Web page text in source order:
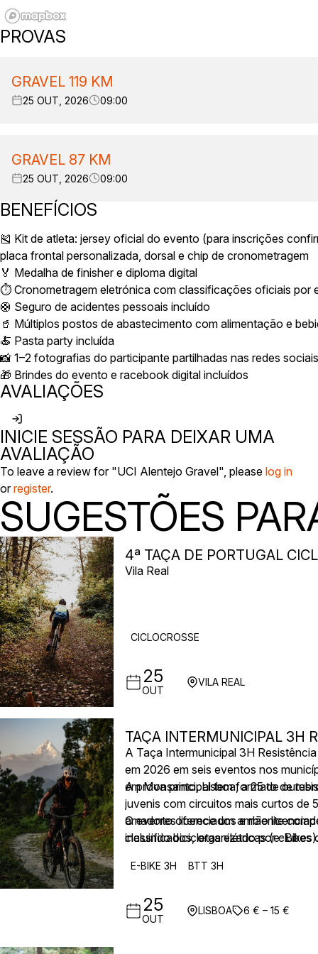
PROVAS
GRAVEL 119 KM
25 OUT, 2026 09:00
GRAVEL 87 KM
25 OUT, 2026 09:00
BENEFÍCIOS
🎽 Kit de atleta: jersey oficial do evento (para inscrições
placa frontal personalizada, dorsal e chip de cronometragem
🏅 Medalha de finisher e diploma digital
⏱️ Cronometragem eletrónica com classificações oficiais por
🛟 Seguro de acidentes pessoais incluído
🥤 Múltiplos postos de abastecimento com alimentação e
🍝 Pasta party incluída
📸 1–2 fotografias do participante partilhadas nas redes
🎁 Brindes do evento e racebook digital incluídos
AVALIAÇÕES
INICIE SESSÃO PARA DEIXAR UMA
AVALIAÇÃO
To leave a review for "UCI Alentejo Gravel", please log in
orregister.
SUGESTÕES
4ª TAÇA DE PORTUGAL
Vila Real
CICLOCROSSE
25
OUT
VILA REAL
TAÇA INTERMUNICIPAL 3H
A Taça Intermunicipal 3H
em 2026 em seis eventos nos
em Monsanto, Lisboa, a 25 de
A prova principal tem formato de
juvenis com circuitos mais curtos de
amadores licenciados e não
incluindo bicicletas elétricas (e-
O evento oferece um ambiente
classificados, organizado por clubes
E-BIKE 3H BTT 3H
25
OUT
LISBOA 6 € – 15 €